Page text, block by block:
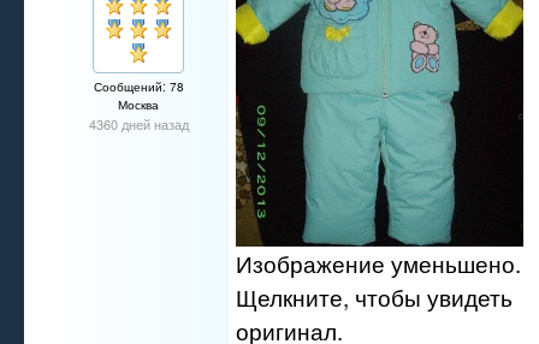
Сообщений: 78
Москва
4360 дней назад
Изображение уменьшено.
Щелкните, чтобы увидеть
оригинал.